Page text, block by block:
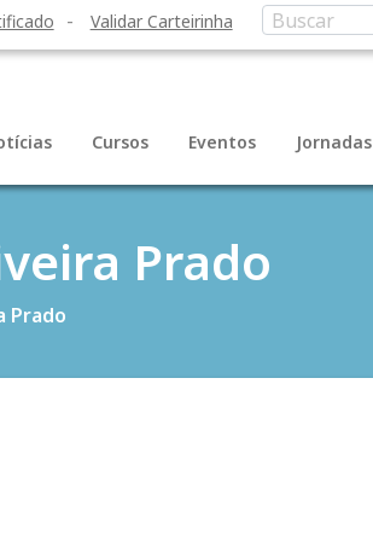
Validar Carteirinha
Cursos Eventos Jornadas
Prado
Prado